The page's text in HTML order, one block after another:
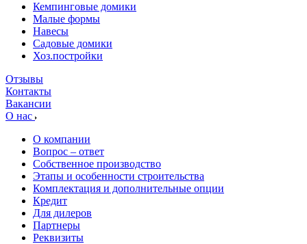
Кемпинговые домики
Малые формы
Навесы
Садовые домики
Хоз.постройки
Отзывы
Контакты
Вакансии
О нас
О компании
Вопрос – ответ
Собственное производство
Этапы и особенности строительства
Комплектация и дополнительные опции
Кредит
Для дилеров
Партнеры
Реквизиты